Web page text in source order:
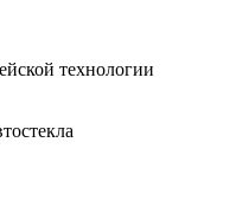
технологии